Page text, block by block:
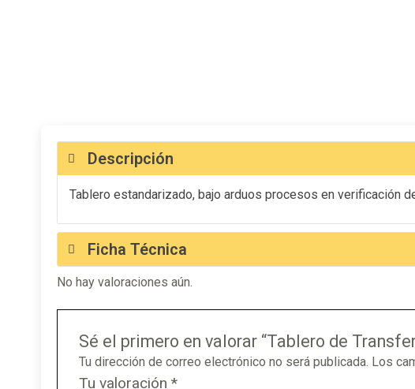
Descripción
Tablero estandarizado, bajo arduos procesos en verificación
Ficha Técnica
No hay valoraciones aún.
Sé el primero en valorar “Tablero de
Tu dirección de correo electrónico no será publicada. Los
Tu valoración *